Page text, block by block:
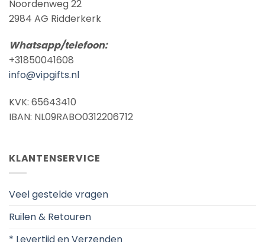
Noordenweg 22
2984 AG Ridderkerk
Whatsapp/telefoon:
+31850041608
info@vipgifts.nl
KVK: 65643410
IBAN: NL09RABO0312206712
KLANTENSERVICE
Veel gestelde vragen
Ruilen & Retouren
* Levertijd en Verzenden